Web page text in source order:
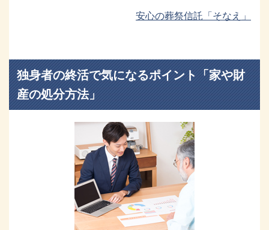
安心の葬祭信託「そなえ」
独身者の終活で気になるポイント「家や財
産の処分方法」